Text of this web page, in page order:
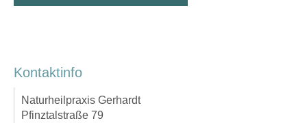
Kontaktinfo
Naturheilpraxis Gerhardt
Pfinztalstraße 79